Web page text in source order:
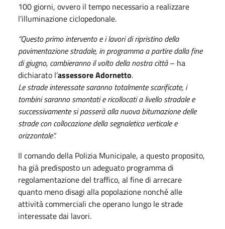
100 giorni, ovvero il tempo necessario a realizzare
l’illuminazione ciclopedonale.
“Questo primo intervento e i lavori di ripristino della
pavimentazione stradale, in programma a partire dalla fine
di giugno, cambieranno il volto della nostra città– ha
dichiarato l’assessore Adornetto.
Le strade interessate saranno totalmente scarificate, i
tombini saranno smontati e ricollocati a livello stradale e
successivamente si passerà alla nuova bitumazione delle
strade con collocazione della segnaletica verticale e
orizzontale”.
Il comando della Polizia Municipale, a questo proposito,
ha già predisposto un adeguato programma di
regolamentazione del traffico, al fine di arrecare
quanto meno disagi alla popolazione nonché alle
attività commerciali che operano lungo le strade
interessate dai lavori.